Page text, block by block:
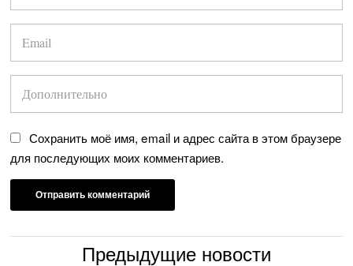
Сохранить моё имя, email и адрес сайта в этом браузере
для последующих моих комментариев.
Предыдущие новости